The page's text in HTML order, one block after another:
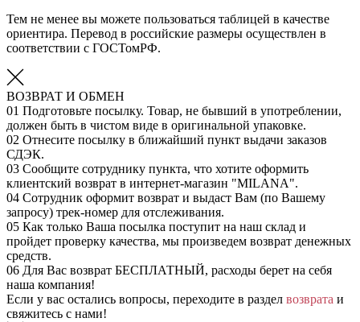
Тем не менее вы можете пользоваться таблицей в качестве
ориентира. Перевод в российские размеры осуществлен в
соответствии с ГОСТомРФ.
ВОЗВРАТ И ОБМЕН
01 Подготовьте посылку. Товар, не бывший в употреблении,
должен быть в чистом виде в оригинальной упаковке.
02 Отнесите посылку в ближайший пункт выдачи заказов
СДЭК.
03 Сообщите сотруднику пункта, что хотите оформить
клиентский возврат в интернет-магазин "MILANA".
04 Сотрудник оформит возврат и выдаст Вам (по Вашему
запросу) трек-номер для отслеживания.
05 Как только Ваша посылка поступит на наш склад и
пройдет проверку качества, мы произведем возврат денежных
средств.
06 Для Вас возврат БЕСПЛАТНЫЙ, расходы берет на себя
наша компания!
Если у вас остались вопросы, переходите в раздел возврата и
свяжитесь с нами!